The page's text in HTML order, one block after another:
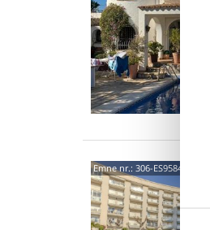
Emne nr.: 306-ES9584.480.1